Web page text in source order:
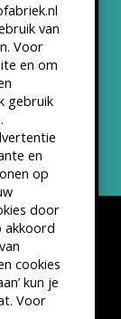
van
Voor
en om
gebruik
en
op
door
akkoord
cookies
kun je
Voor
lettertjes